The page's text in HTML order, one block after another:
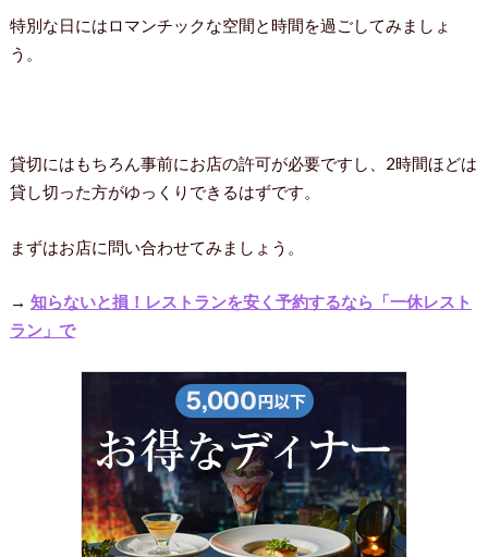
特別な日にはロマンチックな空間と時間を過ごしてみましょ
う。
貸切にはもちろん事前にお店の許可が必要ですし、2時間ほどは
貸し切った方がゆっくりできるはずです。
まずはお店に問い合わせてみましょう。
→ 知らないと損！レストランを安く予約するなら「一休レスト
ラン」で